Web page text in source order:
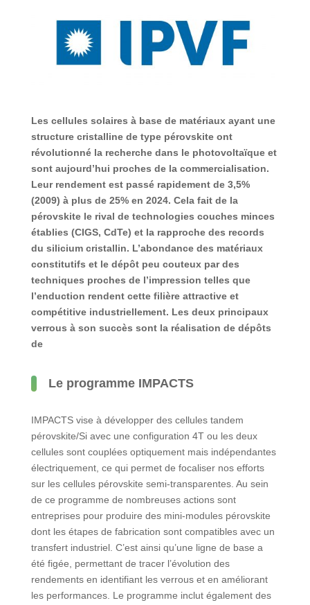
Les cellules solaires à base de matériaux ayant une
structure cristalline de type pérovskite ont
révolutionné la recherche dans le photovoltaïque et
sont aujourd’hui proches de la commercialisation.
Leur rendement est passé rapidement de 3,5%
(2009) à plus de 25% en 2024. Cela fait de la
pérovskite le rival de technologies couches minces
établies (CIGS, CdTe) et la rapproche des records
du silicium cristallin. L’abondance des matériaux
constitutifs et le dépôt peu couteux par des
techniques proches de l’impression telles que
l’enduction rendent cette filière attractive et
compétitive industriellement. Les deux principaux
verrous à son succès sont la réalisation de dépôts
de
Le programme IMPACTS
IMPACTS vise à développer des cellules tandem
pérovskite/Si avec une configuration 4T ou les deux
cellules sont couplées optiquement mais indépendantes
électriquement, ce qui permet de focaliser nos efforts
sur les cellules pérovskite semi-transparentes. Au sein
de ce programme de nombreuses actions sont
entreprises pour produire des mini-modules pérovskite
dont les étapes de fabrication sont compatibles avec un
transfert industriel. C’est ainsi qu’une ligne de base a
été figée, permettant de tracer l’évolution des
rendements en identifiant les verrous et en améliorant
les performances. Le programme inclut également des